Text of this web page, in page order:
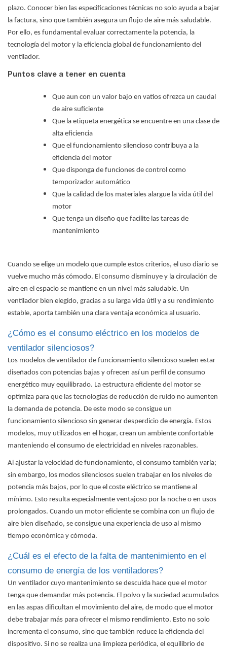
plazo. Conocer bien las especificaciones técnicas no solo ayuda a bajar
la factura, sino que también asegura un flujo de aire más saludable.
Por ello, es fundamental evaluar correctamente la potencia, la
tecnología del motor y la eficiencia global de funcionamiento del
ventilador.
Puntos clave a tener en cuenta
Que aun con un valor bajo en vatios ofrezca un caudal
de aire suficiente
Que la etiqueta energética se encuentre en una clase de
alta eficiencia
Que el funcionamiento silencioso contribuya a la
eficiencia del motor
Que disponga de funciones de control como
temporizador automático
Que la calidad de los materiales alargue la vida útil del
motor
Que tenga un diseño que facilite las tareas de
mantenimiento
Cuando se elige un modelo que cumple estos criterios, el uso diario se
vuelve mucho más cómodo. El consumo disminuye y la circulación de
aire en el espacio se mantiene en un nivel más saludable. Un
ventilador bien elegido, gracias a su larga vida útil y a su rendimiento
estable, aporta también una clara ventaja económica al usuario.
¿Cómo es el consumo eléctrico en los modelos de
ventilador silenciosos?
Los modelos de ventilador de funcionamiento silencioso suelen estar
diseñados con potencias bajas y ofrecen así un perfil de consumo
energético muy equilibrado. La estructura eficiente del motor se
optimiza para que las tecnologías de reducción de ruido no aumenten
la demanda de potencia. De este modo se consigue un
funcionamiento silencioso sin generar desperdicio de energía. Estos
modelos, muy utilizados en el hogar, crean un ambiente confortable
manteniendo el consumo de electricidad en niveles razonables.
Al ajustar la velocidad de funcionamiento, el consumo también varía;
sin embargo, los modos silenciosos suelen trabajar en los niveles de
potencia más bajos, por lo que el coste eléctrico se mantiene al
mínimo. Esto resulta especialmente ventajoso por la noche o en usos
prolongados. Cuando un motor eficiente se combina con un flujo de
aire bien diseñado, se consigue una experiencia de uso al mismo
tiempo económica y cómoda.
¿Cuál es el efecto de la falta de mantenimiento en el
consumo de energía de los ventiladores?
Un ventilador cuyo mantenimiento se descuida hace que el motor
tenga que demandar más potencia. El polvo y la suciedad acumulados
en las aspas dificultan el movimiento del aire, de modo que el motor
debe trabajar más para ofrecer el mismo rendimiento. Esto no solo
incrementa el consumo, sino que también reduce la eficiencia del
dispositivo. Si no se realiza una limpieza periódica, el equilibrio de